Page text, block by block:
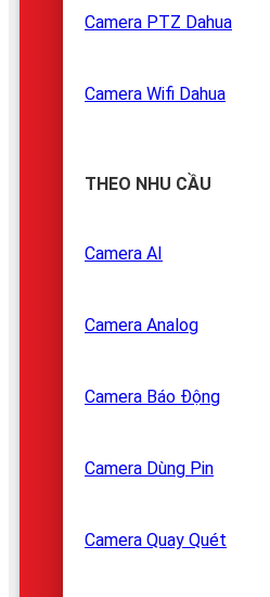
Camera PTZ Dahua
Camera Wifi Dahua
THEO NHU CẦU
Camera AI
Camera Analog
Camera Báo Động
Camera Dùng Pin
Camera Quay Quét